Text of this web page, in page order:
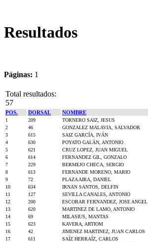
Resultados
Páginas: 1
Total resultados:
57
POS. DORSAL NOMBRE
1 209 TORNERO SAIZ, JESUS
2
46 GONZALEZ MALAVIA, SALVADOR
3
615 SAIZ GARCÍA, IVÁN
4
630 POYATO GALÁN, ANTONIO
5
621 CRUZ LOPEZ, JUAN MIGUEL
6
614 FERNANDEZ GIL, GONZALO
7
229 BERMEJO CHECA, SERGIO
8
613 FERNANDE MORENO, MARIO
9
72 PLAZA AIRA, DANIEL
10
634 IRNAN SANTOS, DELFIN
11
127 SEVILLA CANALES, ANTONIO
12
200 ESCOBAR FERNANDEZ, JOSE ANGEL
13
620 MARTINEZ DE LAMO, ANTONIO
14
69 MILASIUS, MANTAS
15
623 KAVERA, ARTIOM
16
42 JIMENEZ MARTINEZ, JUAN CARLOS
17
611 SAÍZ HERRAÍZ, CARLOS